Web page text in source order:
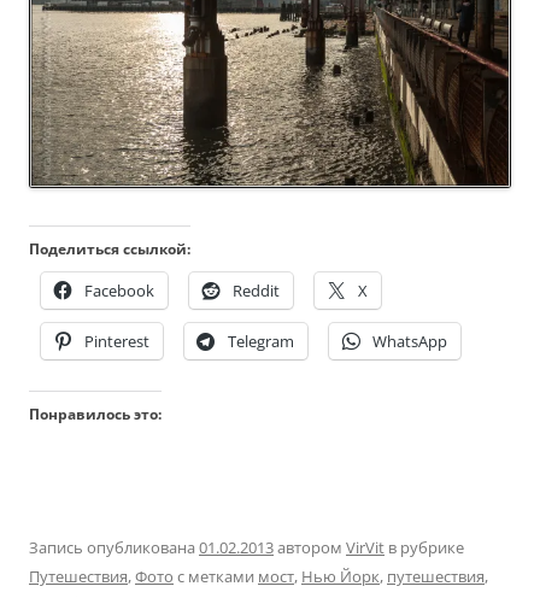
Поделиться ссылкой:
Facebook Reddit X
Pinterest Telegram WhatsApp
Понравилось это:
Запись опубликована 01.02.2013автором VirVit в рубрике
Путешествия,Фото с метками мост, Нью Йорк, путешествия,